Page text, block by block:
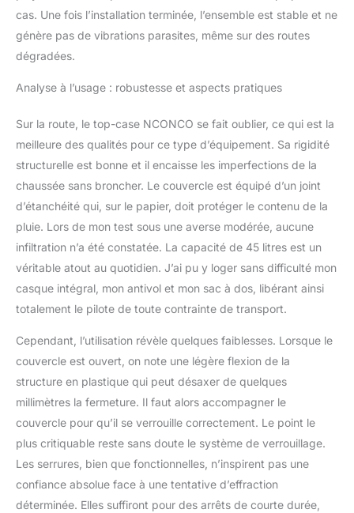
cas. Une fois l’installation terminée, l’ensemble est stable et ne
génère pas de vibrations parasites, même sur des routes
dégradées.
Analyse à l’usage : robustesse et aspects pratiques
Sur la route, le top-case NCONCO se fait oublier, ce qui est la
meilleure des qualités pour ce type d’équipement. Sa rigidité
structurelle est bonne et il encaisse les imperfections de la
chaussée sans broncher. Le couvercle est équipé d’un joint
d’étanchéité qui, sur le papier, doit protéger le contenu de la
pluie. Lors de mon test sous une averse modérée, aucune
infiltration n’a été constatée. La capacité de 45 litres est un
véritable atout au quotidien. J’ai pu y loger sans difficulté mon
casque intégral, mon antivol et mon sac à dos, libérant ainsi
totalement le pilote de toute contrainte de transport.
Cependant, l’utilisation révèle quelques faiblesses. Lorsque le
couvercle est ouvert, on note une légère flexion de la
structure en plastique qui peut désaxer de quelques
millimètres la fermeture. Il faut alors accompagner le
couvercle pour qu’il se verrouille correctement. Le point le
plus critiquable reste sans doute le système de verrouillage.
Les serrures, bien que fonctionnelles, n’inspirent pas une
confiance absolue face à une tentative d’effraction
déterminée. Elles suffiront pour des arrêts de courte durée,